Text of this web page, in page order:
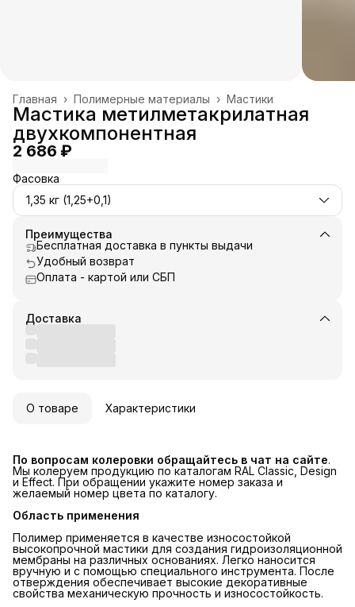
Мастики
Полимерные материалы ›
Главная ›
Мастика метилметакрилатная
двухкомпонентная
2 686 ₽
Фасовка
1,35 кг (1,25+0,1)
Преимущества
Бесплатная доставка в пункты выдачи
Удобный возврат
Оплата - картой или СБП
Доставка
О товаре Характеристики
По вопросам колеровки обращайтесь в чат на сайте.
Мы колеруем продукцию по каталогам RAL Classic, Design
и Effect. При обращении укажите номер заказа и
желаемый номер цвета по каталогу.
Область применения
Полимер применяется в качестве износостойкой
высокопрочной мастики для создания гидроизоляционной
мембраны на различных основаниях. Легко наносится
вручную и с помощью специального инструмента. После
отверждения обеспечивает высокие декоративные
свойства механическую прочность и износостойкость.